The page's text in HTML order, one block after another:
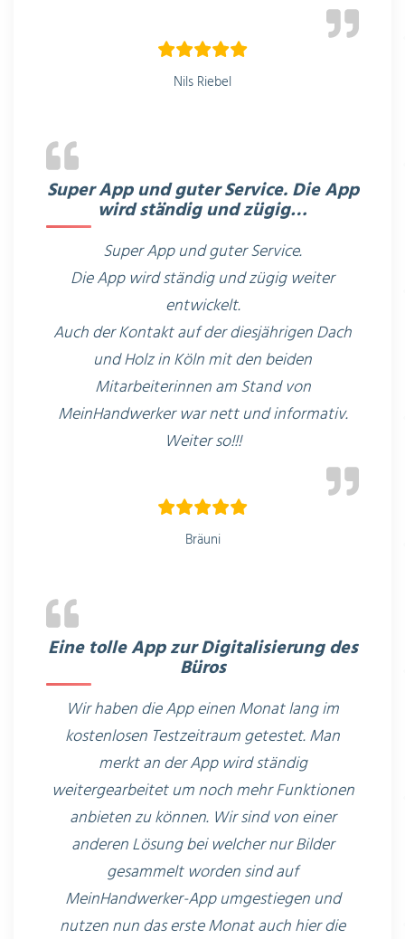
Nils Riebel
Super App und guter Service. Die App
wird ständig und zügig…
Super App und guter Service.
Die App wird ständig und zügig weiter
entwickelt.
Auch der Kontakt auf der diesjährigen Dach
und Holz in Köln mit den beiden
Mitarbeiterinnen am Stand von
MeinHandwerker war nett und informativ.
Weiter so!!!
Bräuni
Eine tolle App zur Digitalisierung des
Büros
Wir haben die App einen Monat lang im
kostenlosen Testzeitraum getestet. Man
merkt an der App wird ständig
weitergearbeitet um noch mehr Funktionen
anbieten zu können. Wir sind von einer
anderen Lösung bei welcher nur Bilder
gesammelt worden sind auf
MeinHandwerker-App umgestiegen und
nutzen nun das erste Monat auch hier die